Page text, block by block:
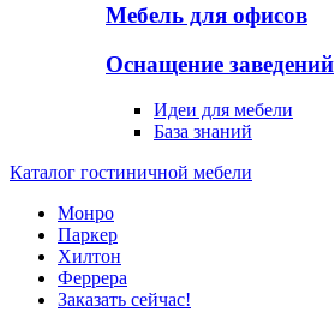
Мебель для офисов
Оснащение заведений
Идеи для мебели
База знаний
Каталог гостиничной мебели
Монро
Паркер
Хилтон
Феррера
Заказать сейчас!